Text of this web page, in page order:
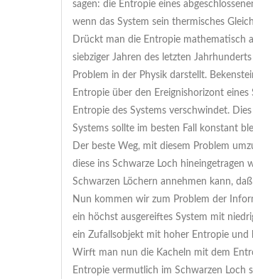
sagen: die Entropie eines
wenn das System sein thermisches
Drückt man die Entropie mathematisch
siebziger Jahren des letzten
Problem in der Physik darstellt.
Entropie über den Ereignishorizont
Entropie des Systems verschwindet.
Systems sollte im besten Fall konstant
Der beste Weg, mit diesem Problem
diese ins Schwarze Loch
Schwarzen Löchern annehmen kann,
Nun kommen wir zum Problem der
ein höchst ausgereiftes System mit
ein Zufallsobjekt mit hoher Entropie
Wirft man nun die Kacheln mit dem
Entropie vermutlich im Schwarzen Loch